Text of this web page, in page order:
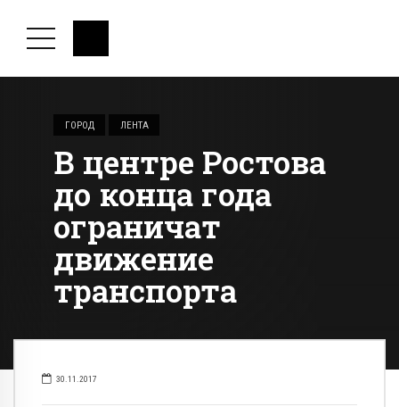
ГОРОД ЛЕНТА
В центре Ростова
до конца года
ограничат
движение
транспорта
30.11.2017